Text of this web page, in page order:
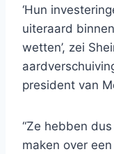
‘Hun
uiteraard
wetten’, zei
president van
“Ze hebben
maken over